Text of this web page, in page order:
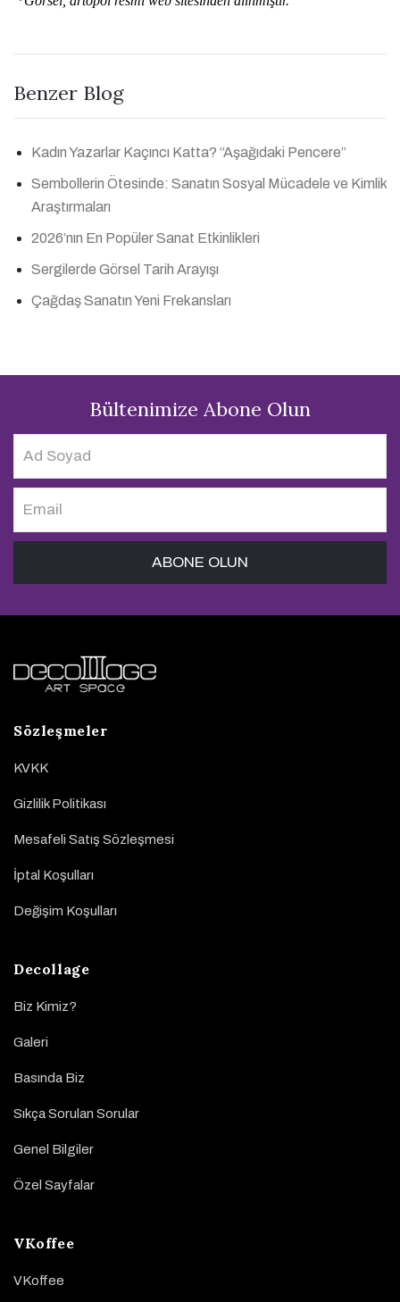
Benzer Blog
Kadın Yazarlar Kaçıncı Katta? “Aşağıdaki Pencere”
Sembollerin Ötesinde: Sanatın Sosyal Mücadele ve Kimlik
Araştırmaları
2026’nın En Popüler Sanat Etkinlikleri
Sergilerde Görsel Tarih Arayışı
Çağdaş Sanatın Yeni Frekansları
Bültenimize Abone Olun
Sözleşmeler
KVKK
Gizlilik Politikası
Mesafeli Satış Sözleşmesi
İptal Koşulları
Değişim Koşulları
Decollage
Biz Kimiz?
Galeri
Basında Biz
Sıkça Sorulan Sorular
Genel Bilgiler
Özel Sayfalar
VKoffee
VKoffee